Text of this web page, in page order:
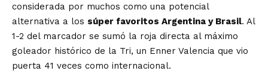
considerada por muchos como una potencial
alternativa a los súper favoritos Argentina y Brasil. Al
1-2 del marcador se sumó la roja directa al máximo
goleador histórico de la Tri, un Enner Valencia que vio
puerta 41 veces como internacional.